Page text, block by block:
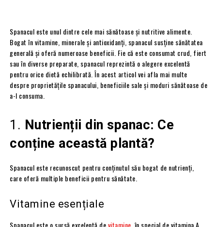
Spanacul este unul dintre cele mai sănătoase și nutritive alimente.
Bogat în vitamine, minerale și antioxidanți, spanacul susține sănătatea
generală și oferă numeroase beneficii. Fie că este consumat crud, fiert
sau în diverse preparate, spanacul reprezintă o alegere excelentă
pentru orice dietă echilibrată. În acest articol vei afla mai multe
despre proprietățile spanacului, beneficiile sale și moduri sănătoase de
a-l consuma.
1. Nutrienții din spanac: Ce
conține această plantă?
Spanacul este recunoscut pentru conținutul său bogat de nutrienți,
care oferă multiple beneficii pentru sănătate.
Vitamine esențiale
Spanacul este o sursă excelentă devitamine , în special de vitamina A,